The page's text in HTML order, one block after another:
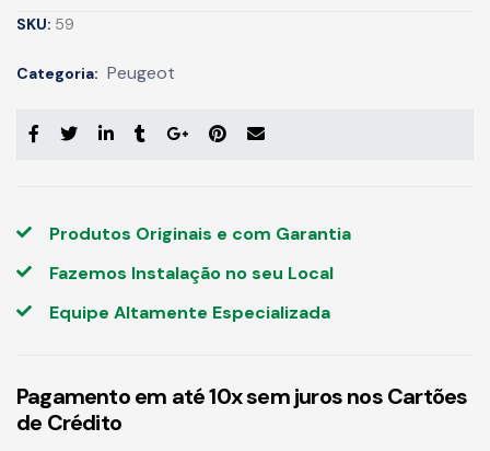
Está procurando uma central multimídia que reúne as
qualidade internacional. Conheça esse modelo. Possui
mercado.
Categoria: Peugeot
Produtos Originais e com Garantia
Fazemos Instalação no seu Local